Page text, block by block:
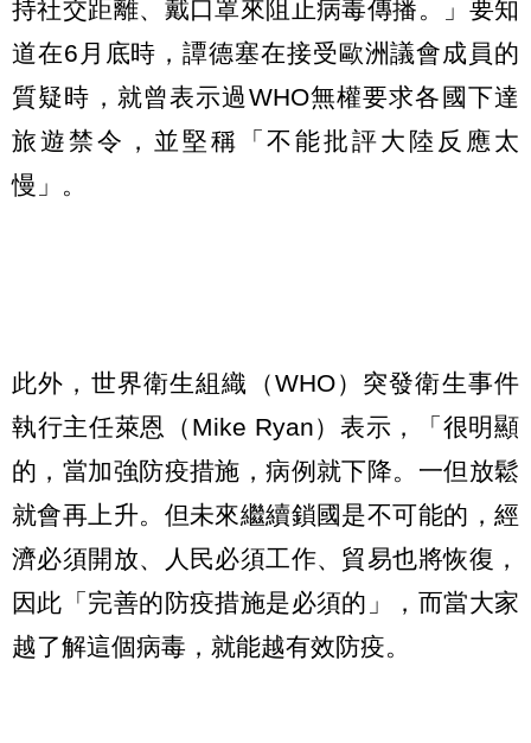
持社交距離、戴口罩來阻止病毒傳播。」要知
道在6月底時，譚德塞在接受歐洲議會成員的
質疑時，就曾表示過WHO無權要求各國下達
旅遊禁令，並堅稱「不能批評大陸反應太
慢」。
此外，世界衛生組織（WHO）突發衛生事件
執行主任萊恩（Mike Ryan）表示，「很明顯
的，當加強防疫措施，病例就下降。一但放鬆
就會再上升。但未來繼續鎖國是不可能的，經
濟必須開放、人民必須工作、貿易也將恢復，
因此「完善的防疫措施是必須的」，而當大家
越了解這個病毒，就能越有效防疫。